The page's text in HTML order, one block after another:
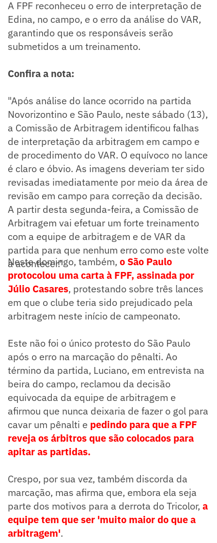
A FPF reconheceu o erro de interpretação de
Edina, no campo, e o erro da análise do VAR,
garantindo que os responsáveis serão
submetidos a um treinamento.
​Confira a nota:
"Após análise do lance ocorrido na partida
Novorizontino e São Paulo, neste sábado (13),
a Comissão de Arbitragem identificou falhas
de interpretação da arbitragem em campo e
de procedimento do VAR. O equívoco no lance
é claro e óbvio. As imagens deveriam ter sido
revisadas imediatamente por meio da área de
revisão em campo para correção da decisão.
A partir desta segunda-feira, a Comissão de
Arbitragem vai efetuar um forte treinamento
com a equipe de arbitragem e de VAR da
partida para que nenhum erro como este volte
a acontecer."
Neste domingo, também, o São Paulo
protocolou uma carta à FPF, assinada por
Júlio Casares, protestando sobre três lances
em que o clube teria sido prejudicado pela
arbitragem neste início de campeonato.
Este não foi o único protesto do São Paulo
após o erro na marcação do pênalti. Ao
término da partida, Luciano, em entrevista na
beira do campo, reclamou da decisão
equivocada da equipe de arbitragem e
afirmou que nunca deixaria de fazer o gol para
cavar um pênalti e pedindo para que a FPF
reveja os árbitros que são colocados para
apitar as partidas.
Crespo, por sua vez, também discorda da
marcação, mas afirma que, embora ela seja
parte dos motivos para a derrota do Tricolor, a
equipe tem que ser 'muito maior do que a
arbitragem'.